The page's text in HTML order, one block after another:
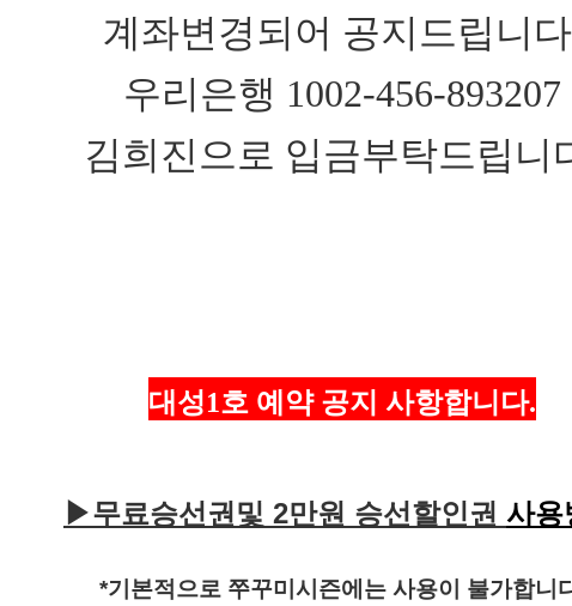
계좌변경되어 공지드립니
우리은행 1002-456-893207
김희진으로 입금부탁드립니
대성1호 예약 공지 사항합니다.
▶무료승선권및 2만원 승선할인권 사용
*기본적으로 쭈꾸미시즌에는 사용이 불가합니